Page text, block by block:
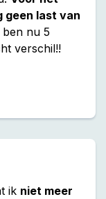
geen last van
ben nu 5
verschil!!
ik niet meer